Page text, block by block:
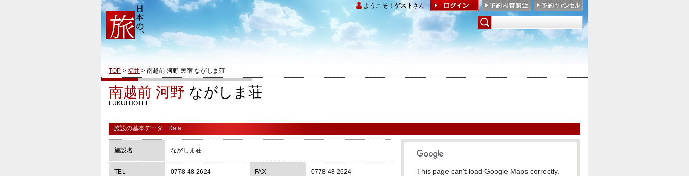
ようこそ！ ゲストさん
TOP > 福井 > 南越前 河野 民宿 ながしま荘
南越前 河野 ながしま荘
FUKUI HOTEL
施設の基本データ Data
施設名 ながしま荘
TEL 0778-48-2624 FAX 0778-48-2624 This page can't load Google Maps correctly.